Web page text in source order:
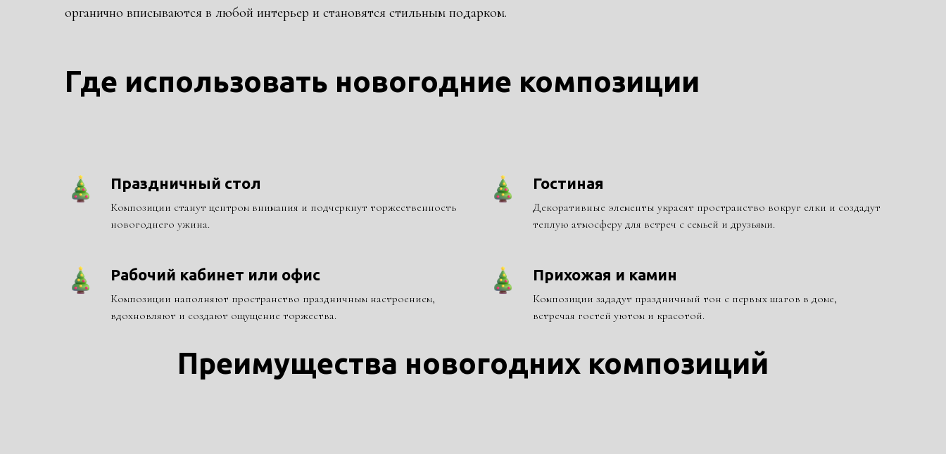
органично вписываются в любой интерьер и становятся стильным подарком.
Где использовать новогодние композиции
Праздничный стол
Композиции станут центром внимания и подчеркнут торжественность
новогоднего ужина.
Гостиная
Декоративные элементы украсят пространство вокруг елки и создадут
теплую атмосферу для встреч с семьей и друзьями.
Рабочий кабинет или офис
Композиции наполняют пространство праздничным настроением,
вдохновляют и создают ощущение торжества.
Прихожая и камин
Композиции зададут праздничный тон с первых шагов в доме,
встречая гостей уютом и красотой.
Преимущества новогодних композиций